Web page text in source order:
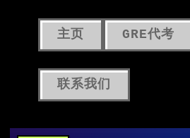
主页 GRE代考
联系我们